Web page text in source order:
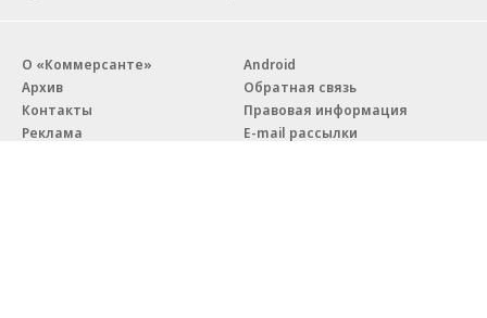
О «Коммерсанте»
Архив
Контакты
Реклама
Android
Обратная связь
Правовая информация
E-mail рассылки